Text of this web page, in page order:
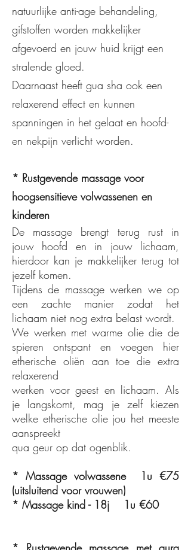
natuurlijke anti-age behandeling,
gifstoffen worden makkelijker
afgevoerd en jouw huid krijgt een
stralende gloed.
Daarnaast heeft gua sha ook een
relaxerend effect en kunnen
spanningen in het gelaat en hoofd-
en nekpijn verlicht worden.
* Rustgevende massage voor
hoogsensitieve volwassenen en
kinderen
De massage brengt terug rust in
jouw hoofd en in jouw lichaam,
hierdoor kan je makkelijker terug tot
jezelf komen.
​​​Tijdens de massage werken we op
een zachte manier zodat het
lichaam niet nog extra belast wordt.
We werken met warme olie die de
spieren ontspant en voegen hier
etherische oliën aan toe die extra
relaxerend
werken voor geest en lichaam. Als
je langskomt, mag je zelf kiezen
welke etherische olie jou het meeste
aanspreekt
qua geur op dat ogenblik.
* Massage volwassene 1u €75
(uitsluitend voor vrouwen)
* Massage kind - 18j 1u €60